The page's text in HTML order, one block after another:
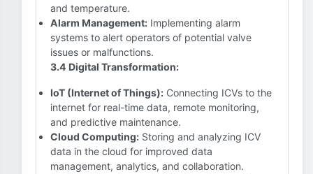
and temperature.
Alarm Management: Implementing alarm
systems to alert operators of potential valve
issues or malfunctions.
3.4 Digital Transformation:
IoT (Internet of Things): Connecting ICVs to the
internet for real-time data, remote monitoring,
and predictive maintenance.
Cloud Computing: Storing and analyzing ICV
data in the cloud for improved data
management, analytics, and collaboration.